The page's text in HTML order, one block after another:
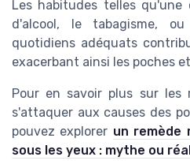
Les habitudes telles qu'une
d'alcool, le tabagisme,
quotidiens adéquats
exacerbant ainsi les poches
Pour en savoir plus sur les
s'attaquer aux causes des
pouvez explorer un remède
sous les yeux : mythe ou